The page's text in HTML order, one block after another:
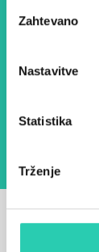
soglasja
Zahtevano
Nastavitve
Statistika
Trženje